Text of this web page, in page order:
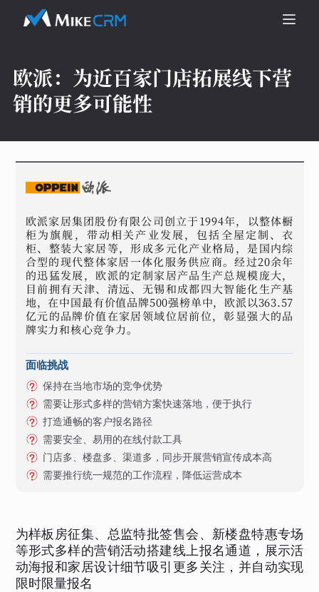
欧派： 为近百家门店拓展线下营
销的更多可能性
欧派家居集团股份有限公司创立于1994年，以整体橱
柜为旗舰，带动相关产业发展，包括全屋定制、衣
柜、整装大家居等，形成多元化产业格局，是国内综
合型的现代整体家居一体化服务供应商。经过20余年
的迅猛发展，欧派的定制家居产品生产总规模庞大，
目前拥有天津、清远、无锡和成都四大智能化生产基
地，在中国最有价值品牌500强榜单中，欧派以363.57
亿元的品牌价值在家居领域位居前位，彰显强大的品
牌实力和核心竞争力。
面临挑战
保持在当地市场的竞争优势
需要让形式多样的营销方案快速落地，便于执行
打造通畅的客户报名路径
需要安全、易用的在线付款工具
门店多、楼盘多、渠道多，同步开展营销宣传成本高
需要推行统一规范的工作流程，降低运营成本
为样板房征集、总监特批签售会、新楼盘特惠专场
等形式多样的营销活动搭建线上报名通道，展示活
动海报和家居设计细节吸引更多关注，并自动实现
限时限量报名